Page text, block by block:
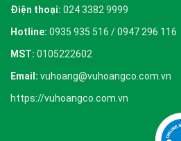
Điện thoại: 024 3382 9999
Hotline: 0935 935 516 / 0947 296 116
MST: 0105222602
Email: vuhoang@vuhoangco.com.vn
https://vuhoangco.com.vn